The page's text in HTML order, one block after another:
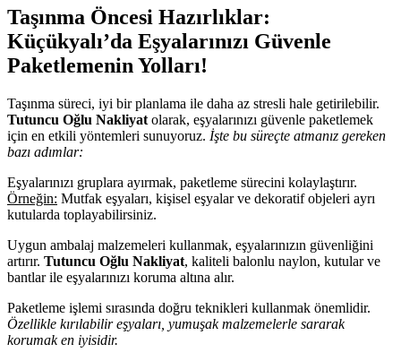
Taşınma Öncesi Hazırlıklar:
Küçükyalı’da Eşyalarınızı Güvenle
Paketlemenin Yolları!
Taşınma süreci, iyi bir planlama ile daha az stresli hale getirilebilir.
Tutuncu Oğlu Nakliyat olarak, eşyalarınızı güvenle paketlemek
için en etkili yöntemleri sunuyoruz. İşte bu süreçte atmanız gereken
bazı adımlar:
Eşyalarınızı gruplara ayırmak, paketleme sürecini kolaylaştırır.
Örneğin: Mutfak eşyaları, kişisel eşyalar ve dekoratif objeleri ayrı
kutularda toplayabilirsiniz.
Uygun ambalaj malzemeleri kullanmak, eşyalarınızın güvenliğini
artırır. Tutuncu Oğlu Nakliyat, kaliteli balonlu naylon, kutular ve
bantlar ile eşyalarınızı koruma altına alır.
Paketleme işlemi sırasında doğru teknikleri kullanmak önemlidir.
Özellikle kırılabilir eşyaları, yumuşak malzemelerle sararak
korumak en iyisidir.